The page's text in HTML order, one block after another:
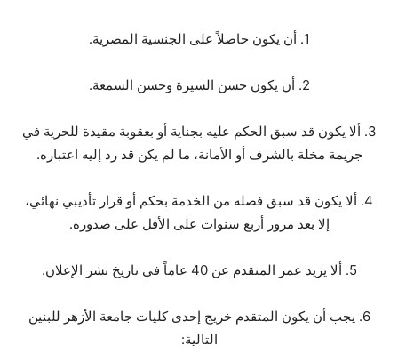
1. أن يكون حاصلاً على الجنسية المصرية.
2. أن يكون حسن السيرة وحسن السمعة.
3. ألا يكون قد سبق الحكم عليه بجناية أو بعقوبة مقيدة للحرية في
جريمة مخلة بالشرف أو الأمانة، ما لم يكن قد رد إليه اعتباره.
4. ألا يكون قد سبق فصله من الخدمة بحكم أو قرار تأديبي نهائي،
إلا بعد مرور أربع سنوات على الأقل على صدوره.
5. ألا يزيد عمر المتقدم عن 40 عاماً في تاريخ نشر الإعلان.
6. يجب أن يكون المتقدم خريج إحدى كليات جامعة الأزهر للبنين
التالية: